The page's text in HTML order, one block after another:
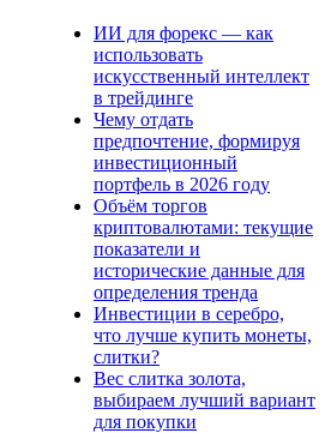
ИИ для форекс — как
использовать
искусственный интеллект
в трейдинге
Чему отдать
предпочтение, формируя
инвестиционный
портфель в 2026 году
Объём торгов
криптовалютами: текущие
показатели и
исторические данные для
определения тренда
Инвестиции в серебро,
что лучше купить монеты,
слитки?
Вес слитка золота,
выбираем лучший вариант
для покупки